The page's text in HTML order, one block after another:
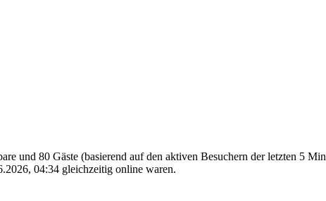
und 80 Gäste (basierend auf den aktiven Besuchern der letzten 5
04:34 gleichzeitig online waren.